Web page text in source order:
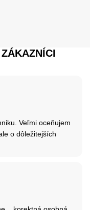
Veľmi oceňujem
o dôležitejších